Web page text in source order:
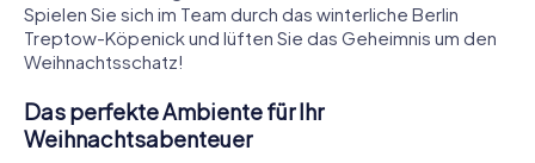
Spielen Sie sich im Team durch das winterliche Berlin
Treptow-Köpenick und lüften Sie das Geheimnis um den
Weihnachtsschatz!
Das perfekte Ambiente für Ihr
Weihnachtsabenteuer